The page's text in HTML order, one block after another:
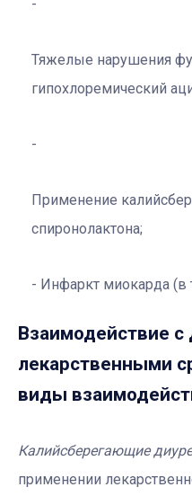
Тяжелые нарушения
гипохлоремический
Применение
спиронолактона;
Инфаркт миокарда (в
Взаимодействие с
лекарственными
виды
Калийсберегающие
применении